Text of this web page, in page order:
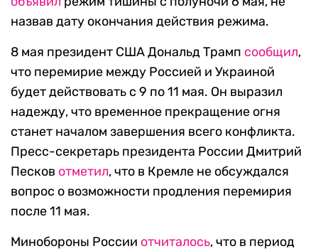
назвав дату окончания действия режима.
8 мая президент США Дональд Трамп сообщил,
что перемирие между Россией и Украиной
будет действовать с 9 по 11 мая. Он выразил
надежду, что временное прекращение огня
станет началом завершения всего конфликта.
Пресс-секретарь президента России Дмитрий
Песков отметил, что в Кремле не обсуждался
вопрос о возможности продления перемирия
после 11 мая.
Минобороны России отчиталось, что в период